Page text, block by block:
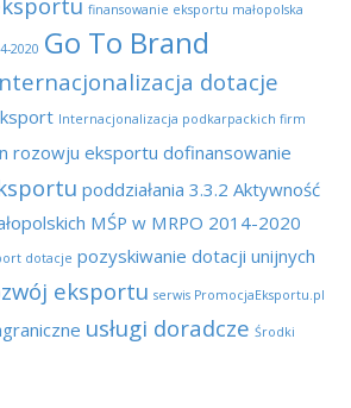
finansowanie eksportu małopolska
2020 Go To Brand
dotacje
Internacjonalizacja podkarpackich firm
rozowju eksportu dofinansowanie
poddziałania 3.3.2 Aktywność
MŚP w MRPO 2014-2020
dotacje pozyskiwanie dotacji unijnych
eksportu serwis PromocjaEksportu.pl
usługi doradcze Środki